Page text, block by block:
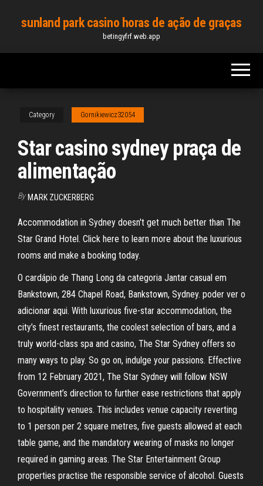
content
sunland park casino horas de ação de graças
betingyfrf.web.app
Category Gornikiewicz32054
Star casino sydney praça de
alimentação
By MARK ZUCKERBERG
Accommodation in Sydney doesn't get much better than The
Star Grand Hotel. Click here to learn more about the luxurious
rooms and make a booking today.
O cardápio de Thang Long da categoria Jantar casual em
Bankstown, 284 Chapel Road, Bankstown, Sydney. poder ver o
adicionar aqui. With luxurious five-star accommodation, the
city’s finest restaurants, the coolest selection of bars, and a
truly world-class spa and casino, The Star Sydney offers so
many ways to play. So go on, indulge your passions. Effective
from 12 February 2021, The Star Sydney will follow NSW
Government’s direction to further ease restrictions that apply
to hospitality venues. This includes venue capacity reverting
to 1 person per 2 square metres, five guests allowed at each
table game, and the mandatory wearing of masks no longer
required in gaming areas. The Star Entertainment Group
properties practise the responsible service of alcohol. Guests